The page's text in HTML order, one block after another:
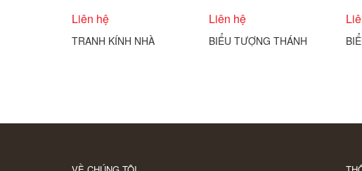
Liên hệ
TRANH KÍNH NHÀ
Liên hệ
BIỂU TƯỢNG THÁNH